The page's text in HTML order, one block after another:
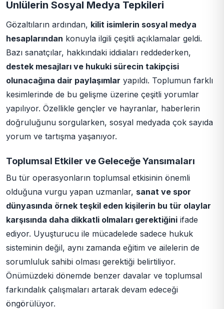
Ünlülerin Sosyal Medya Tepkileri
Gözaltıların ardından, kilit isimlerin sosyal medya
hesaplarından konuyla ilgili çeşitli açıklamalar geldi.
Bazı sanatçılar, hakkındaki iddiaları reddederken,
destek mesajları ve hukuki sürecin takipçisi
olunacağına dair paylaşımlar yapıldı. Toplumun farklı
kesimlerinde de bu gelişme üzerine çeşitli yorumlar
yapılıyor. Özellikle gençler ve hayranlar, haberlerin
doğruluğunu sorgularken, sosyal medyada çok sayıda
yorum ve tartışma yaşanıyor.
Toplumsal Etkiler ve Geleceğe Yansımaları
Bu tür operasyonların toplumsal etkisinin önemli
olduğuna vurgu yapan uzmanlar, sanat ve spor
dünyasında örnek teşkil eden kişilerin bu tür olaylar
karşısında daha dikkatli olmaları gerektiğini ifade
ediyor. Uyuşturucu ile mücadelede sadece hukuk
sisteminin değil, aynı zamanda eğitim ve ailelerin de
sorumluluk sahibi olması gerektiği belirtiliyor.
Önümüzdeki dönemde benzer davalar ve toplumsal
farkındalık çalışmaları artarak devam edeceği
öngörülüyor.